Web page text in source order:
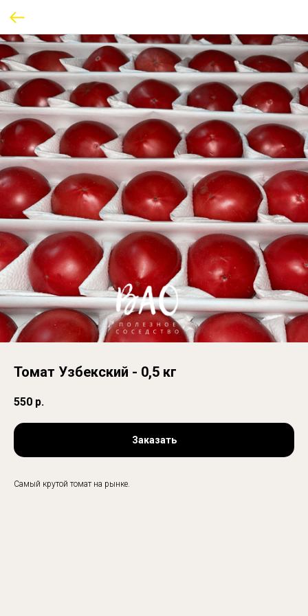
Томат Узбекский - 0,5 кг
550 р.
Заказать
Самый крутой томат на рынке.